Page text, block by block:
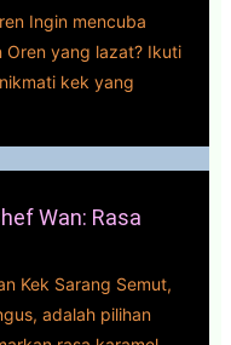
Ingin mencuba
Oren yang lazat? Ikuti
kek yang
Wan: Rasa
Kek Sarang Semut,
adalah pilihan